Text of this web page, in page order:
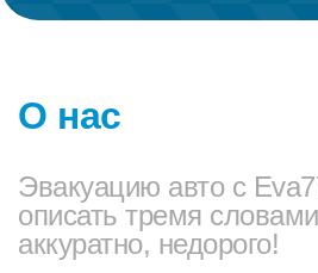
О нас
Эвакуацию авто с
описать тремя
аккуратно, недорого!